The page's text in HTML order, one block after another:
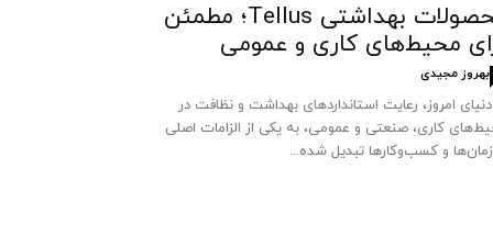
محصولات بهداشتی Tellus؛ مطمئن
محیط‌های کاری و عمومی
بهروز مجیدی
امروز، رعایت استانداردهای بهداشت و نظافت در
کاری، صنعتی و عمومی، به یکی از الزامات اصلی
و کسب‌وکارها تبدیل شده...